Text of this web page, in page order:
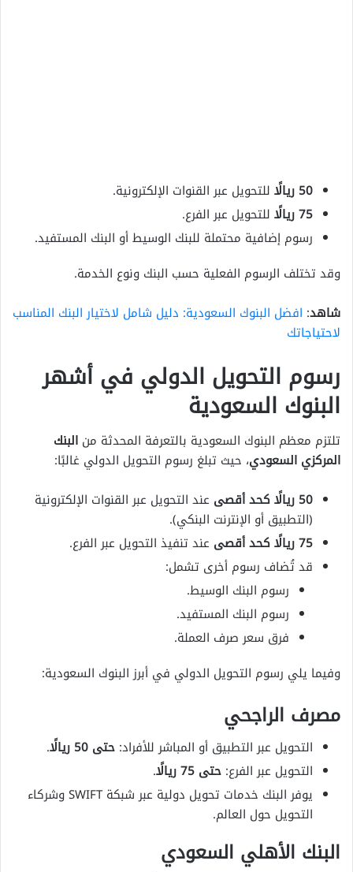
50 ريالًا
للتحويل عبر القنوات الإلكترونية.
75 ريالًا
للتحويل عبر الفرع.
رسوم إضافية محتملة للبنك الوسيط أو البنك المستفيد.
وقد تختلف الرسوم الفعلية حسب البنك ونوع الخدمة.
شاهد: افضل البنوك السعودية: دليل شامل لاختيار البنك المناسب
لاحتياجاتك
رسوم التحويل الدولي في أشهر
البنوك السعودية
تلتزم معظم البنوك السعودية بالتعرفة المحدثة من البنك
المركزي السعودي، حيث تبلغ رسوم التحويل الدولي غالبًا:
50 ريالًا كحد أقصى
عند التحويل عبر القنوات الإلكترونية
(التطبيق أو الإنترنت البنكي).
75 ريالًا كحد أقصى
عند تنفيذ التحويل عبر الفرع.
قد تُضاف رسوم أخرى تشمل:
رسوم البنك الوسيط.
رسوم البنك المستفيد.
فرق سعر صرف العملة.
وفيما يلي رسوم التحويل الدولي في أبرز البنوك السعودية:
مصرف الراجحي
التحويل عبر التطبيق أو المباشر للأفراد: حتى 50 ريالًا
.
التحويل عبر الفرع: حتى 75 ريالًا
.
يوفر البنك خدمات تحويل دولية عبر شبكة SWIFT وشركاء
التحويل حول العالم.
البنك الأهلي السعودي